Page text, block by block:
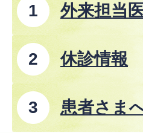
外来担当
休診情報
患者さま